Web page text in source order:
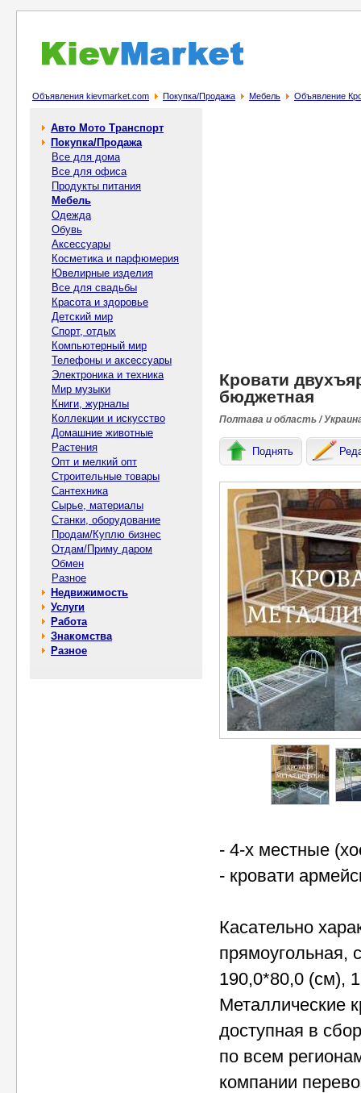
Объявления kievmarket.com Покупка/Продажа Мебель Объявление
Авто Мото Транспорт
Покупка/Продажа
Все для дома
Все для офиса
Продукты питания
Мебель
Одежда
Обувь
Аксессуары
Косметика и парфюмерия
Ювелирные изделия
Все для свадьбы
Красота и здоровье
Детский мир
Спорт, отдых
Компьютерный мир
Телефоны и аксессуары
Электроника и техника
Мир музыки
Книги, журналы
Коллекции и искусство
Домашние животные
Растения
Опт и мелкий опт
Строительные товары
Сантехника
Сырье, материалы
Станки, оборудование
Продам/Куплю бизнес
Отдам/Приму даром
Обмен
Разное
Недвижимость
Услуги
Работа
Знакомства
Разное
Кровати
бюджетная
Полтава и область /
Поднять
- 4-х местные
- кровати
Касательно
прямоугольная,
190,0*80,0 (см),
Металлические
доступная в
по всем
компании